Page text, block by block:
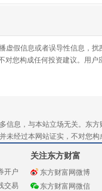
虚假信息或者误导性信息，
对您构成任何投资建议。用
信息，与本站立场无关。东
未经过本网站证实，不对您
开户
交易
关注东方财富
东方财富网微博
东方财富网微信